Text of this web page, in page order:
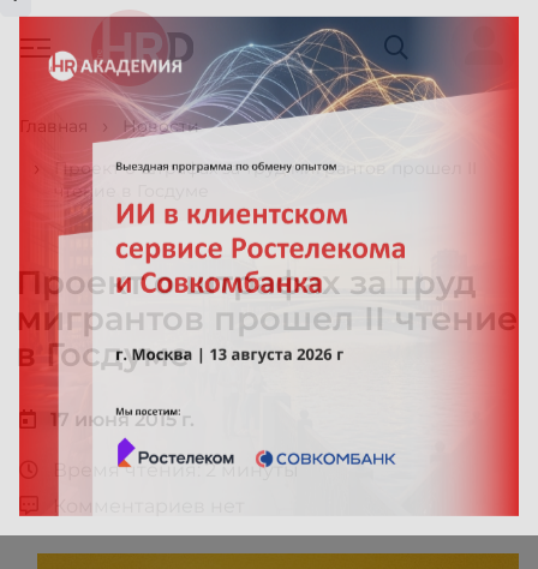
Главная
Новости
Проект о штрафах за труд мигрантов прошел II
чтение в Госдуме
Проект о штрафах за труд
мигрантов прошел II чтение
в Госдуме
17 июня 2015 г.
Время чтения: 2 минуты